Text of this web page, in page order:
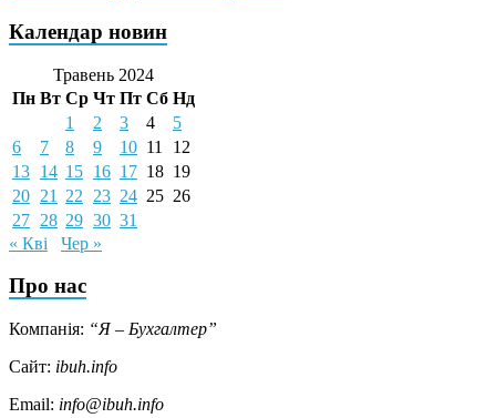
Календар новин
Травень 2024
Пн Вт Ср Чт Пт Сб Нд
1
2 3 4
5
6
7 8 9 10 11
12
13 14 15 16 17 18 19
20 21 22 23 24 25 26
27 28 29 30 31
« Кві
Чер »
Про нас
Компанія: “Я – Бухгалтер”
Сайт: ibuh.info
Email: info@ibuh.info